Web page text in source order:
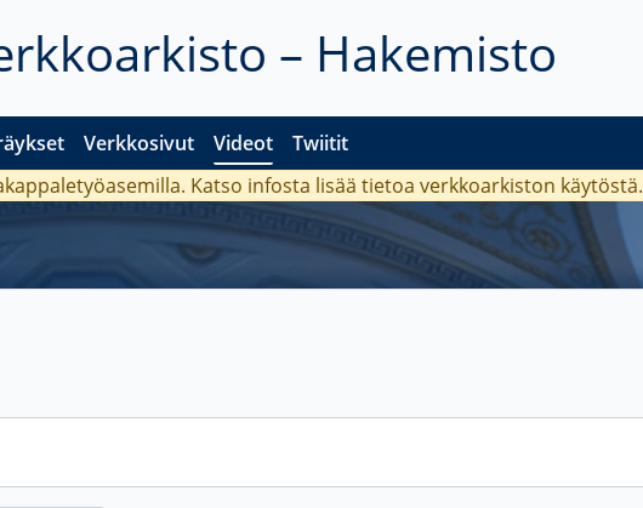
– Hakemisto
Verkkosivut Videot Twiitit
Katso infosta lisää tietoa verkkoarkiston käytöstä.